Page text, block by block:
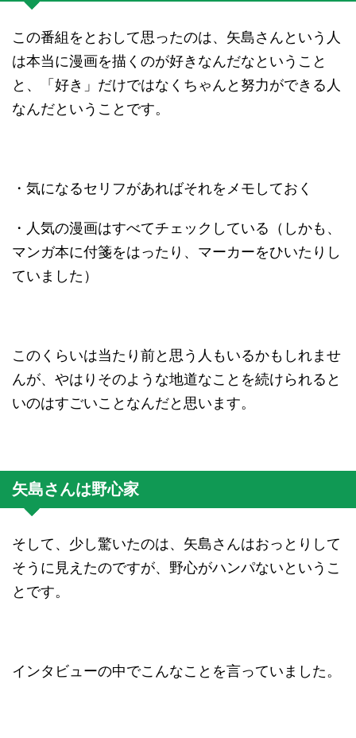
この番組をとおして思ったのは、矢島さんという人
は本当に漫画を描くのが好きなんだなということ
と、「好き」だけではなくちゃんと努力ができる人
なんだということです。
・気になるセリフがあればそれをメモしておく
・人気の漫画はすべてチェックしている（しかも、
マンガ本に付箋をはったり、マーカーをひいたりし
ていました）
このくらいは当たり前と思う人もいるかもしれませ
んが、やはりそのような地道なことを続けられると
いのはすごいことなんだと思います。
矢島さんは野心家
そして、少し驚いたのは、矢島さんはおっとりして
そうに見えたのですが、野心がハンパないというこ
とです。
インタビューの中でこんなことを言っていました。